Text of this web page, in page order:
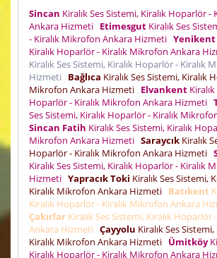
Sincan Kiralık Ses Sistemi, Kiralık Hoparlör -
Ankara Hizmeti Etimesgut Kiralık Ses
- Kiralık Mikrofon Ankara Hizmeti Yenikent
Kiralık Hoparlör - Kiralık Mikrofon Ankara
Kiralık Ses Sistemi, Kiralık Hoparlör - Kiralık
Hizmeti
Bağlıca Kiralık Ses Sistemi, Kiralık
Mikrofon Ankara Hizmeti Elvankent
Hoparlör - Kiralık Mikrofon Ankara Hizmeti
Ses Sistemi, Kiralık Hoparlör - Kiralık
Sincan Fatih Kiralık Ses Sistemi, Kiralık
Mikrofon Ankara Hizmeti Saraycık Kiralık
Hoparlör - Kiralık Mikrofon Ankara Hizmeti
Kiralık Ses Sistemi, Kiralık Hoparlör - Kiralık
Hizmeti Yapracık Toki Kiralık Ses Sistemi,
Kiralık Mikrofon Ankara Hizmeti Batıkent
Kiralık Hoparlör - Kiralık Mikrofon Ankara
Çakırlar Kiralık Ses Sistemi, Kiralık
Ankara Hizmeti Çayyolu Kiralık Ses
Kiralık Mikrofon Ankara Hizmeti Ümitköy
Kiralık Hoparlör - Kiralık Mikrofon Ankara